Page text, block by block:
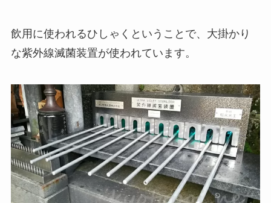
飲用に使われるひしゃくということで、大掛かり
な紫外線滅菌装置が使われています。